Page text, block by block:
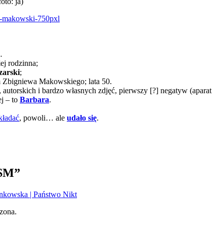
rodzinna;
;
Makowskiego; lata 50.
i bardzo własnych zdjęć, pierwszy [?] negatyw (aparat
– to Barbara.
, powoli… ale udało się.
| Państwo Nikt